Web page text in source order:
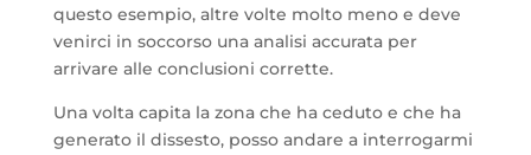
questo esempio, altre volte molto meno e deve
venirci in soccorso una analisi accurata per
arrivare alle conclusioni corrette.
Una volta capita la zona che ha ceduto e che ha
generato il dissesto, posso andare a interrogarmi